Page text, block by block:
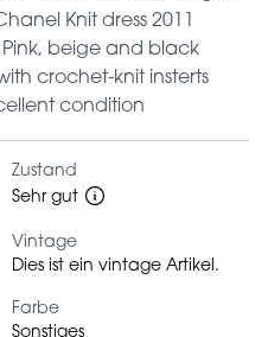
Knit dress 2011
Pink, beige and black
crochet-knit insterts
condition
Zustand
Sehr gut
Vintage
Dies ist ein vintage Artikel.
Farbe
Sonstiges